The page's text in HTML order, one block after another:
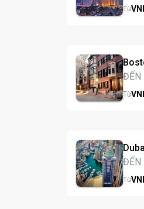
Từ
ĐẾN
Từ
ĐẾN
Từ